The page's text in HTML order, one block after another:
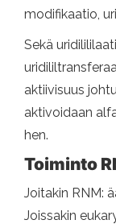
modifikaatio,
Sekä
aktiivisuus
aktivoidaan
hen.
Toiminto
Joitakin RNM:
Joissakin